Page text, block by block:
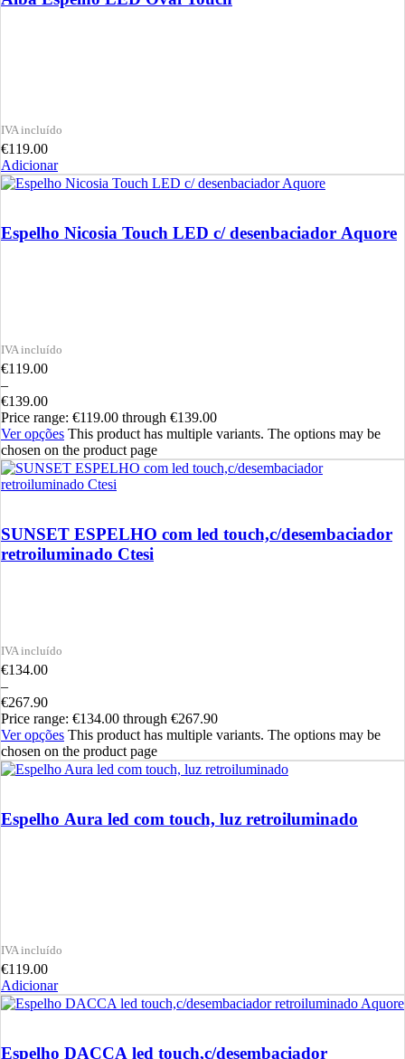
€119.00
Adicionar
Espelho Nicosia Touch LED c/ desenbaciador Aquore
€119.00
–
€139.00
Price range: €119.00 through €139.00
Ver opções This product has multiple variants. The options may be
chosen on the product page
SUNSET ESPELHO com led touch,c/desembaciador
retroiluminado Ctesi
€134.00
–
€267.90
Price range: €134.00 through €267.90
Ver opções This product has multiple variants. The options may be
chosen on the product page
Espelho Aura led com touch, luz retroiluminado
€119.00
Adicionar
Espelho DACCA led touch,c/desembaciador